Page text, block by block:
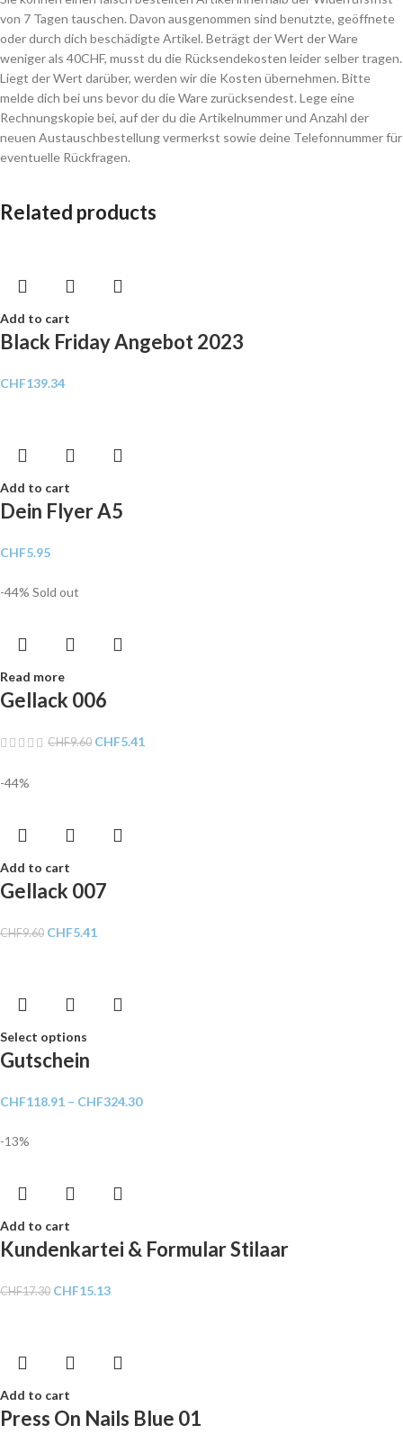
von 7 Tagen tauschen. Davon ausgenommen sind benutzte, geöffnete
oder durch dich beschädigte Artikel. Beträgt der Wert der Ware
weniger als 40CHF, musst du die Rücksendekosten leider selber tragen.
Liegt der Wert darüber, werden wir die Kosten übernehmen. Bitte
melde dich bei uns bevor du die Ware zurücksendest. Lege eine
Rechnungskopie bei, auf der du die Artikelnummer und Anzahl der
neuen Austauschbestellung vermerkst sowie deine Telefonnummer für
eventuelle Rückfragen.
Related products
Add to cart
Black Friday Angebot 2023
CHF139.34
Add to cart
Dein Flyer A5
CHF5.95
-44% Sold out
Read more
Gellack 006
CHF9.60 CHF5.41
-44%
Add to cart
Gellack 007
CHF9.60 CHF5.41
Select options
Gutschein
CHF118.91 – CHF324.30
-13%
Add to cart
Kundenkartei & Formular Stilaar
CHF17.30 CHF15.13
Add to cart
Press On Nails Blue 01